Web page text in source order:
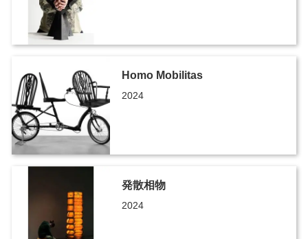
Homo Mobilitas
2024
発散相物
2024